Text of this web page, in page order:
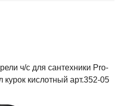
ч/с для сантехники Pro-
кислотный арт.352-05